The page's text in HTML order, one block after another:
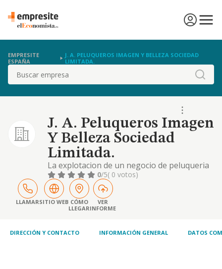
EMPRESITE
ESPAÑA
J. A. PELUQUEROS IMAGEN Y BELLEZA SOCIEDAD
LIMITADA.
Buscar
J. A. Peluqueros Imagen
Y Belleza Sociedad
Limitada.
La explotacion de un negocio de peluqueria
de caballero y senora, tratamientos de
belleza y cuidados corporales, incluido el
tratamiento de rayos uva; la compraventa de
productos de peluqueria, estetica y
cosmetica; la f
0/5( 0 votos)
LLAMARSITIO WEB CÓMO
LLEGAR
VER
INFORME
DIRECCIÓN Y CONTACTO INFORMACIÓN GENERAL DATOS